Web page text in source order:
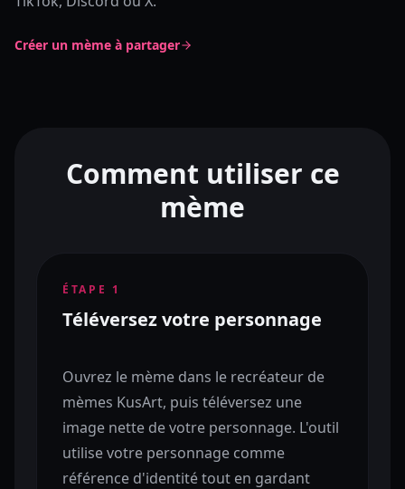
Créer un mème à partager
Comment utiliser ce
mème
ÉTAPE 1
Téléversez votre personnage
Ouvrez le mème dans le recréateur de
mèmes KusArt, puis téléversez une
image nette de votre personnage. L'outil
utilise votre personnage comme
référence d'identité tout en gardant